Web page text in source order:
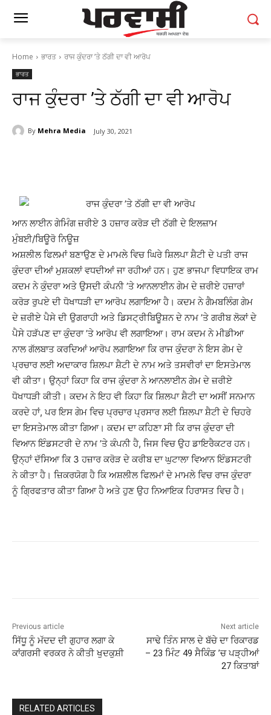
Home ਭਾਰਤ ਰਾਜ ਕੁੰਦਰਾ ’ਤੇ ਠੱਗੀ ਦਾ ਵੀ ਆਰੋਪ
ਭਾਰਤ
ਰਾਜ ਕੁੰਦਰਾ ’ਤੇ ਠੱਗੀ ਦਾ ਵੀ ਆਰੋਪ
By Mehra Media July 30, 2021
ਆਨ ਲਾਈਨ ਗੇਮਿੰਗ ਜ਼ਰੀਏ 3 ਹਜ਼ਾਰ ਕਰੋੜ ਦੀ ਠੱਗੀ ਦੇ ਇਲਜ਼ਾਮ
ਮੁੰਬਈ/ਬਿਊਰੋ ਨਿਊਜ਼
ਅਸ਼ਲੀਲ ਫਿਲਮਾਂ ਬਣਾਉਣ ਦੇ ਮਾਮਲੇ ਵਿਚ ਘਿਰੇ ਸ਼ਿਲਪਾ ਸ਼ੈਟੀ ਦੇ ਪਤੀ ਰਾਜ
ਕੁੰਦਰਾ ਦੀਆਂ ਮੁਸ਼ਕਲਾਂ ਵਧਦੀਆਂ ਜਾ ਰਹੀਆਂ ਹਨ। ਹੁਣ ਭਾਜਪਾ ਵਿਧਾਇਕ ਰਾਮ
ਕਦਮ ਨੇ ਕੁੰਦਰਾ ਅਤੇ ਉਸਦੀ ਕੰਪਨੀ ’ਤੇ ਆਨਲਾਈਨ ਗੇਮ ਦੇ ਜ਼ਰੀਏ ਹਜ਼ਾਰਾਂ
ਕਰੋੜ ਰੁਪਏ ਦੀ ਧੋਖਾਧੜੀ ਦਾ ਆਰੋਪ ਲਗਾਇਆ ਹੈ। ਕਦਮ ਨੇ ਗੈਮਬਲਿੰਗ ਗੇਮ
ਦੇ ਜ਼ਰੀਏ ਪੈਸੇ ਦੀ ਉਗਰਾਹੀ ਅਤੇ ਡਿਸਟ੍ਰੀਬਿਊਸ਼ਨ ਦੇ ਨਾਮ ’ਤੇ ਗਰੀਬ ਲੋਕਾਂ ਦੇ
ਪੈਸੇ ਹੜੱਪਣ ਦਾ ਕੁੰਦਰਾ ’ਤੇ ਆਰੋਪ ਵੀ ਲਗਾਇਆ। ਰਾਮ ਕਦਮ ਨੇ ਮੀਡੀਆ
ਨਾਲ ਗੱਲਬਾਤ ਕਰਦਿਆਂ ਆਰੋਪ ਲਗਾਇਆ ਕਿ ਰਾਜ ਕੁੰਦਰਾ ਨੇ ਇਸ ਗੇਮ ਦੇ
ਪ੍ਰਚਾਰ ਲਈ ਅਦਾਕਾਰ ਸ਼ਿਲਪਾ ਸ਼ੈਟੀ ਦੇ ਨਾਮ ਅਤੇ ਤਸਵੀਰਾਂ ਦਾ ਇਸਤੇਮਾਲ
ਵੀ ਕੀਤਾ। ਉਨ੍ਹਾਂ ਕਿਹਾ ਕਿ ਰਾਜ ਕੁੰਦਰਾ ਨੇ ਆਨਲਾਈਨ ਗੇਮ ਦੇ ਜ਼ਰੀਏ
ਧੋਖਾਧੜੀ ਕੀਤੀ। ਕਦਮ ਨੇ ਇਹ ਵੀ ਕਿਹਾ ਕਿ ਸ਼ਿਲਪਾ ਸ਼ੈਟੀ ਦਾ ਅਸੀਂ ਸਨਮਾਨ
ਕਰਦੇ ਹਾਂ, ਪਰ ਇਸ ਗੇਮ ਵਿਚ ਪ੍ਰਚਾਰ ਪ੍ਰਸਾਰ ਲਈ ਸ਼ਿਲਪਾ ਸ਼ੈਟੀ ਦੇ ਚਿਹਰੇ
ਦਾ ਇਸਤੇਮਾਲ ਕੀਤਾ ਗਿਆ। ਕਦਮ ਦਾ ਕਹਿਣਾ ਸੀ ਕਿ ਰਾਜ ਕੁੰਦਰਾ ਦੀ
ਵਿਆਨ ਇੰਡਸਟਰੀ ਦੇ ਨਾਮ ’ਤੇ ਕੰਪਨੀ ਹੈ, ਜਿਸ ਵਿਚ ਉਹ ਡਾਇਰੈਕਟਰ ਹਨ।
ਉਨ੍ਹਾਂ ਦੱਸਿਆ ਕਿ 3 ਹਜ਼ਾਰ ਕਰੋੜ ਦੇ ਕਰੀਬ ਦਾ ਘੁਟਾਲਾ ਵਿਆਨ ਇੰਡਸਟਰੀ
ਨੇ ਕੀਤਾ ਹੈ। ਜ਼ਿਕਰਯੋਗ ਹੈ ਕਿ ਅਸ਼ਲੀਲ ਫਿਲਮਾਂ ਦੇ ਮਾਮਲੇ ਵਿਚ ਰਾਜ ਕੁੰਦਰਾ
ਨੂੰ ਗਿ੍ਰਫਤਾਰ ਕੀਤਾ ਗਿਆ ਹੈ ਅਤੇ ਹੁਣ ਉਹ ਨਿਆਇਕ ਹਿਰਾਸਤ ਵਿਚ ਹੈ।
Previous article
ਸਿੱਧੂ ਨੂੰ ਮੱਦਦ ਦੀ ਗੁਹਾਰ ਲਗਾ ਕੇ
ਕਾਂਗਰਸੀ ਵਰਕਰ ਨੇ ਕੀਤੀ ਖੁਦਕੁਸ਼ੀ
Next article
ਸਾਢੇ ਤਿੰਨ ਸਾਲ ਦੇ ਬੱਚੇ ਦਾ ਰਿਕਾਰਡ
– 23 ਮਿੰਟ 49 ਸੈਕਿੰਡ ’ਚ ਪੜ੍ਹੀਆਂ
27 ਕਿਤਾਬਾਂ
RELATED ARTICLES